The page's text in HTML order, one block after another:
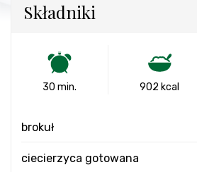
Składniki
30 min. 902 kcal
brokuł
ciecierzyca gotowana